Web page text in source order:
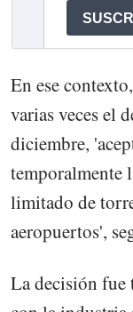
En ese
varias veces el
diciembre,
temporalmente
limitado de
aeropuertos',
La decisión fue